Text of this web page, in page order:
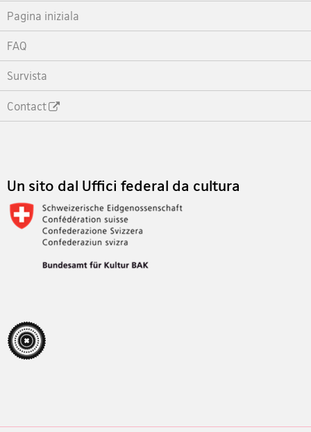
Pagina iniziala
FAQ
Survista
Contact
Un sito dal Uffici federal da cultura